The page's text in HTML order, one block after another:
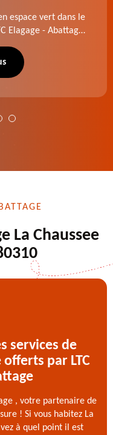
espace vert dans le
Elagage - Abattage
Devis offert.
La Chaussee
services de
par LTC
, votre partenaire de
! Si vous habitez La
à quel point il est